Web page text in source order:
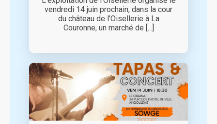
vendredi 14 juin prochain, dans la cour
du château de l’Oisellerie à La
Couronne, un marché de [...]